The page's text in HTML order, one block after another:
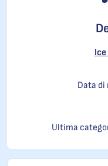
Data di
Ultima